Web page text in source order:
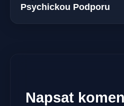
Psychickou Podporu
Napsat